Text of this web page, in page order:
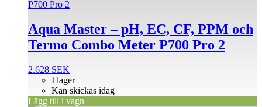
Aqua Master – pH, EC, CF, PPM och
Termo Combo Meter P700 Pro 2
2.628 SEK
I lager
Kan skickas idag
Lägg till i vagn